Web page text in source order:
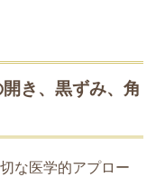
き、黒ずみ、角
な医学的アプロー